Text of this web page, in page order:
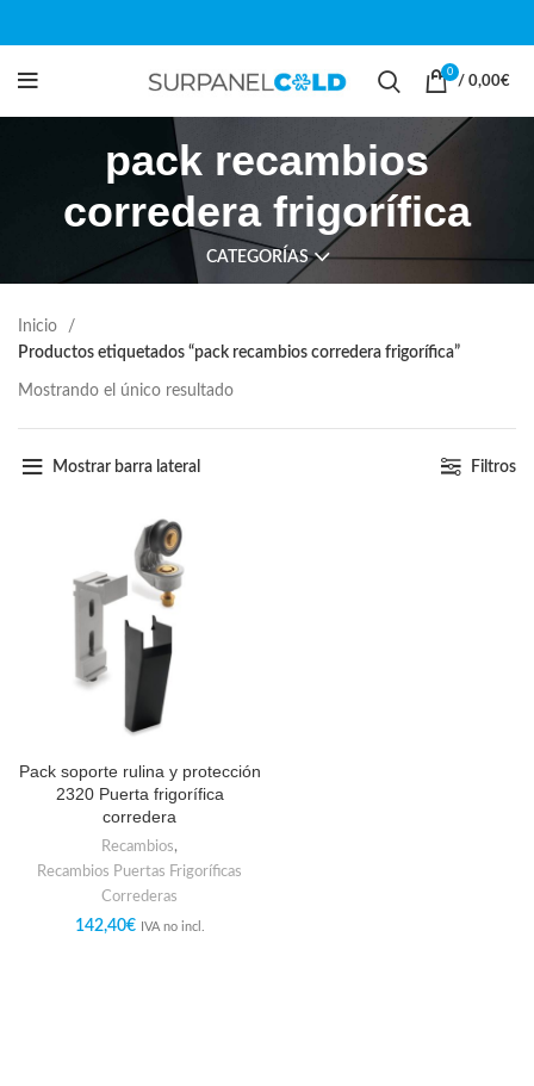
0
/ 0,00€
pack recambios
corredera frigorífica
CATEGORÍAS
Inicio
Productos etiquetados “pack recambios corredera frigorífica”
Mostrando el único resultado
Mostrar barra lateral Filtros
Pack soporte rulina y protección
2320 Puerta frigorífica
corredera
Recambios,
Recambios Puertas Frigoríficas
Correderas
142,40€ IVA no incl.